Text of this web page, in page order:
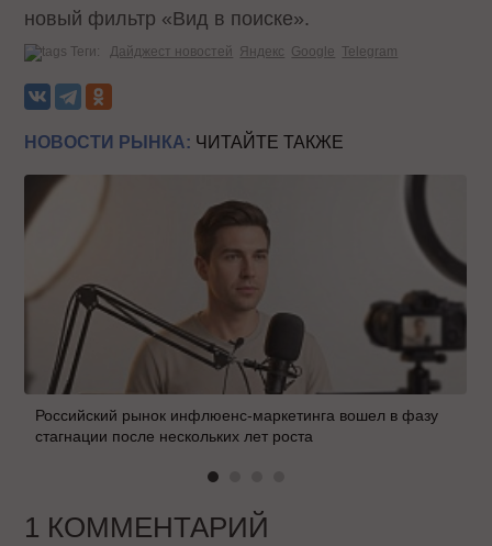
новый фильтр «Вид в поиске».
Теги: Дайджест новостей Яндекс Google Telegram
НОВОСТИ РЫНКА: ЧИТАЙТЕ ТАКЖЕ
Российский рынок инфлюенс-маркетинга вошел в фазу
стагнации после нескольких лет роста
1 КОММЕНТАРИЙ